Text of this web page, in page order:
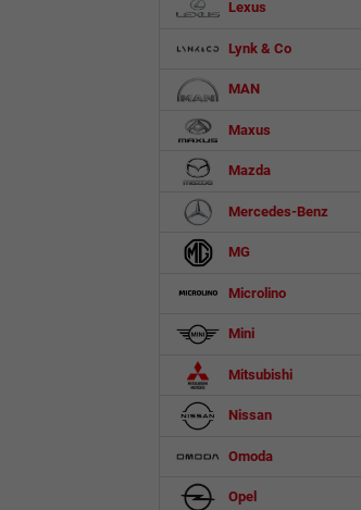
Lexus
Lynk & Co
MAN
Maxus
Mazda
Mercedes-Benz
MG
Microlino
Mini
Mitsubishi
Nissan
Omoda
Opel